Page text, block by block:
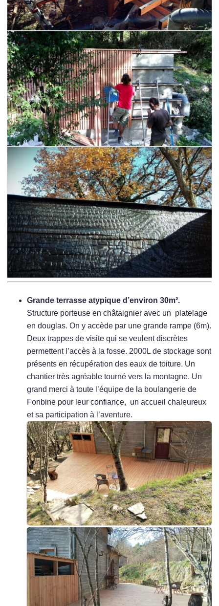
Grande terrasse atypique d’environ 30m².
Structure porteuse en châtaignier avec un platelage
en douglas. On y accède par une grande rampe (6m).
Deux trappes de visite qui se veulent discrètes
permettent l’accès à la fosse. 2000L de stockage sont
présents en récupération des eaux de toiture. Un
chantier très agréable tourné vers la montagne. Un
grand merci à toute l’équipe de la boulangerie de
Fonbine pour leur confiance, un accueil chaleureux
et sa participation à l’aventure.